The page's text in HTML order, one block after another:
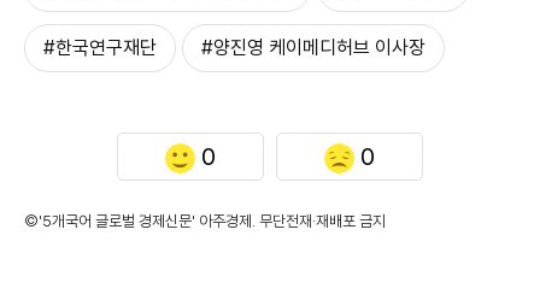
#한국연구재단 #양진영 케이메디허브 이사장
0 0
©'5개국어 글로벌 경제신문' 아주경제. 무단전재·재배포 금지